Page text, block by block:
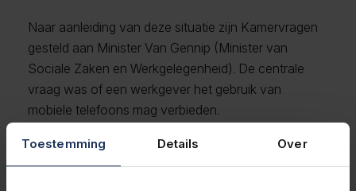
Toestemming Details Over
Naar aanleiding van deze situatie zijn Kamervragen
gesteld aan Minister Van Gennip (Minister van
Sociale Zaken en Werkgelegenheid). De centrale
vraag was of een werkgever het gebruik van
mobiele telefoons mag verbieden.
Het antwoord van de minister:
Op basis van het instructierecht van de werkgever